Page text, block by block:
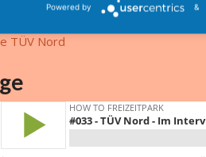
tuev.online
TÜV Nord
Powered by &